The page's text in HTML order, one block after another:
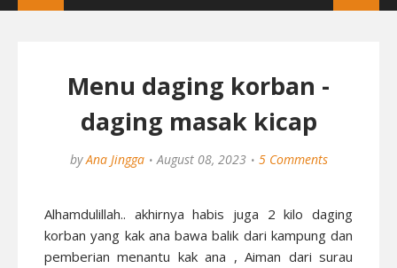
Menu daging korban -
daging masak kicap
by Ana Jingga August 08, 2023 5 Comments
Alhamdulillah.. akhirnya habis juga 2 kilo daging
korban yang kak ana bawa balik dari kampung dan
pemberian menantu kak ana , Aiman dari surau